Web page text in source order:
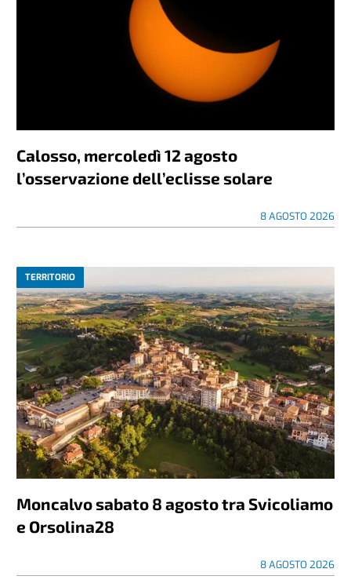
Calosso, mercoledì 12 agosto
l’osservazione dell’eclisse solare
8 AGOSTO 2026
TERRITORIO
Moncalvo sabato 8 agosto tra Svicoliamo
e Orsolina28
8 AGOSTO 2026